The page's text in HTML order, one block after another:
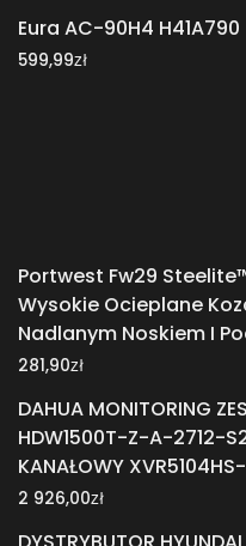
Eura AC-90H4 H41A790
599,99zł
Portwest Fw29
Wysokie Ocieplane
Nadlanym Noskiem I
281,90zł
DAHUA MONITORING
HDW1500T-Z-A-2712-
KANAŁOWY
2 926,00zł